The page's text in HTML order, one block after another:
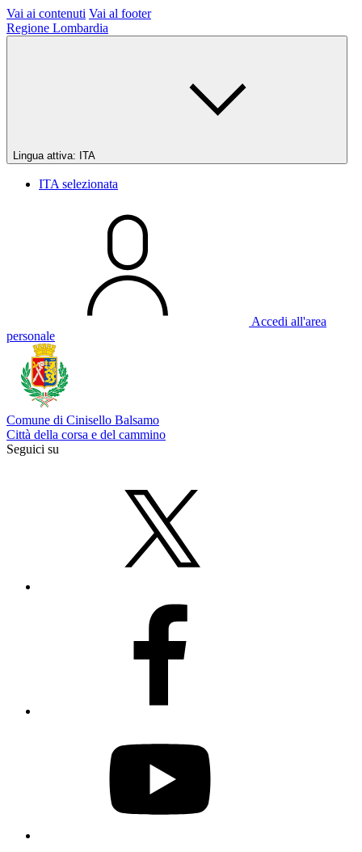
Vai ai contenuti Vai al footer
Regione Lombardia
Lingua attiva: ITA
ITA selezionata
Accedi all'area
personale
Comune di Cinisello Balsamo
Città della corsa e del cammino
Seguici su